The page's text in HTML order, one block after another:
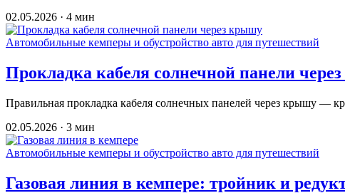
02.05.2026 · 4 мин
Автомобильные кемперы и обустройство авто для путешествий
Прокладка кабеля солнечной панели
Правильная прокладка кабеля солнечных панелей через крышу
02.05.2026 · 3 мин
Автомобильные кемперы и обустройство авто для путешествий
Газовая линия в кемпере: тройник и